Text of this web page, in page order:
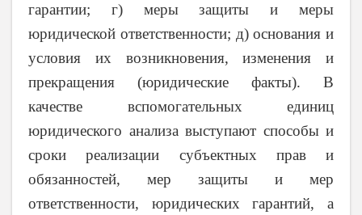
гарантии; г) меры защиты и меры
юридической ответственности; д) основания и
условия их возникновения, изменения и
прекращения (юридические факты). В
качестве вспомогательных единиц
юридического анализа выступают способы и
сроки реализации субъектных прав и
обязанностей, мер защиты и мер
ответственности, юридических гарантий, а